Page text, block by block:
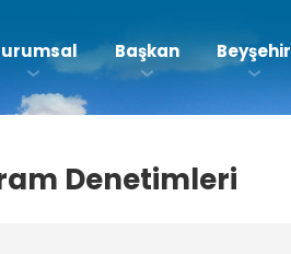
Başkan Beyşehir
Denetimleri